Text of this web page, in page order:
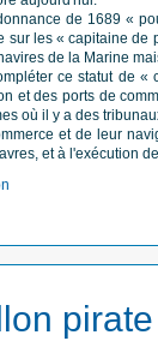
de 1689 «
sur les « capitaine
de la Marine
ce statut de
et des ports de
où il y a des
et de leur
et à l'exécution